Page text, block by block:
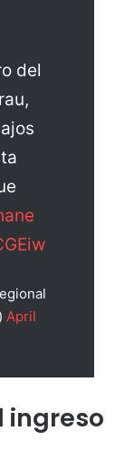
del
April
ingreso